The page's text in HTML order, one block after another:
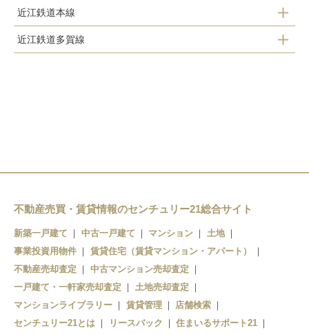
彦根駅
南彦根駅
近江鉄道本線
フジテック前駅
近江鉄道多賀線
不動産売買・賃貸情報のセンチュリー21総合サイト
新築一戸建て 中古一戸建て マンション
土地
事業投資用物件
賃貸住宅（賃貸マンション・アパート）
不動産売却査定
中古マンション売却査定
一戸建て・一軒家売却査定
土地売却査定
マンションライブラリー
賃貸管理
店舗検索
センチュリー21とは
リースバック
住まいるサポート21